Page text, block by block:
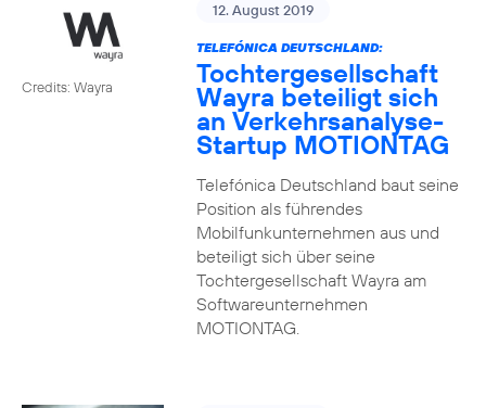
Credits: Wayra
12. August 2019
TELEFÓNICA DEUTSCHLAND:
Tochtergesellschaft
Wayra beteiligt sich
an Verkehrsanalyse-
Startup MOTIONTAG
Telefónica Deutschland baut seine
Position als führendes
Mobilfunkunternehmen aus und
beteiligt sich über seine
Tochtergesellschaft Wayra am
Softwareunternehmen
MOTIONTAG.